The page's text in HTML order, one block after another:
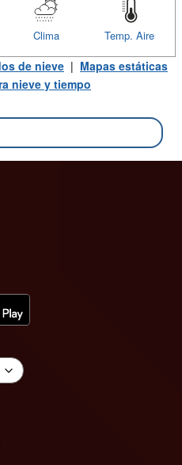
Temp. Aire
Clima
de nieve | Mapas estáticas
nieve y tiempo